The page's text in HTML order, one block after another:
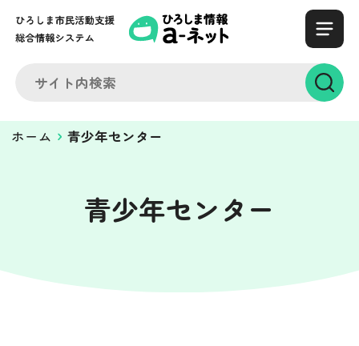
ホーム 青少年センター
青少年センター